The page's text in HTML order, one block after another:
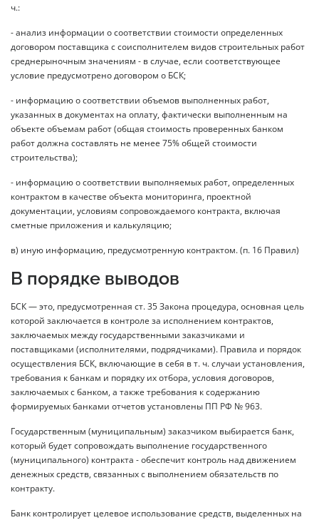
ч.:
- анализ информации о соответствии стоимости определенных
договором поставщика с соисполнителем видов строительных работ
среднерыночным значениям - в случае, если соответствующее
условие предусмотрено договором о БСК;
- информацию о соответствии объемов выполненных работ,
указанных в документах на оплату, фактически выполненным на
объекте объемам работ (общая стоимость проверенных банком
работ должна составлять не менее 75% общей стоимости
строительства);
- информацию о соответствии выполняемых работ, определенных
контрактом в качестве объекта мониторинга, проектной
документации, условиям сопровождаемого контракта, включая
сметные приложения и калькуляцию;
в) иную информацию, предусмотренную контрактом. (п. 16 Правил)
В порядке выводов
БСК — это, предусмотренная ст. 35 Закона процедура, основная цель
которой заключается в контроле за исполнением контрактов,
заключаемых между государственными заказчиками и
поставщиками (исполнителями, подрядчиками). Правила и порядок
осуществления БСК, включающие в себя в т. ч. случаи установления,
требования к банкам и порядку их отбора, условия договоров,
заключаемых с банком, а также требования к содержанию
формируемых банками отчетов установлены ПП РФ № 963.
Государственным (муниципальным) заказчиком выбирается банк,
который будет сопровождать выполнение государственного
(муниципального) контракта - обеспечит контроль над движением
денежных средств, связанных с выполнением обязательств по
контракту.
Банк контролирует целевое использование средств, выделенных на